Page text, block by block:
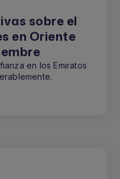
sobre el
en Oriente
en los Emiratos